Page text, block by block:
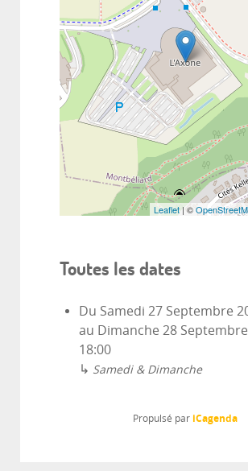
Leaflet| ©
Toutes les dates
Du Samedi 27 Septembre
au Dimanche 28
18:00
↳ Samedi & Dimanche
Propulsé par iCagenda